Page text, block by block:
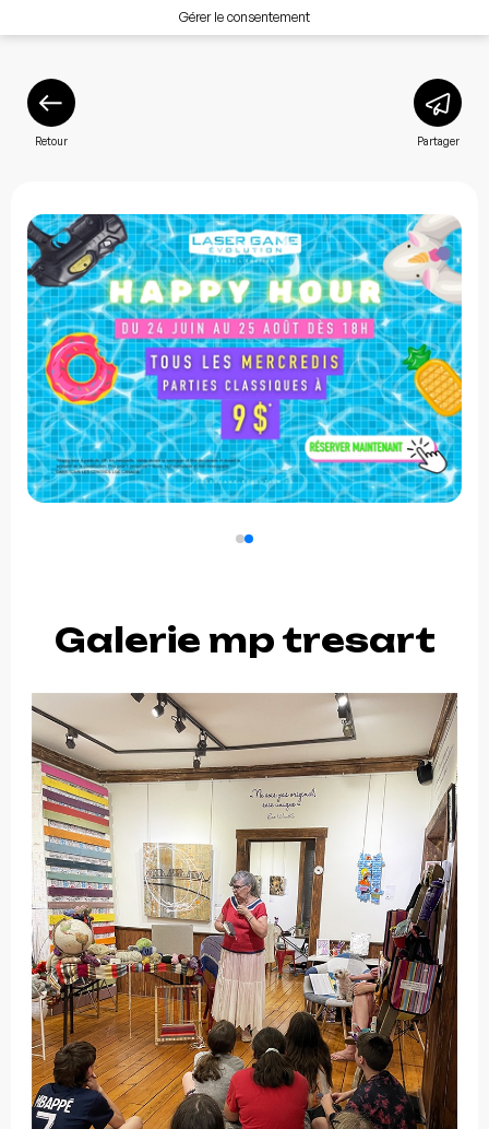
Gérer le consentement
Retour Partager
Galerie mp tresart